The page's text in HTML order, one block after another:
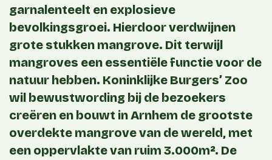
garnalenteelt en explosieve
bevolkingsgroei. Hierdoor verdwijnen
grote stukken mangrove. Dit terwijl
mangroves een essentiële functie voor de
natuur hebben. Koninklijke Burgers’ Zoo
wil bewustwording bij de bezoekers
creëren en bouwt in Arnhem de grootste
overdekte mangrove van de wereld, met
een oppervlakte van ruim 3.000m². De